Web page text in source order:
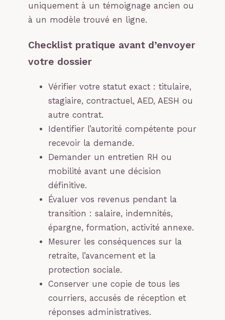
uniquement à un témoignage ancien ou
à un modèle trouvé en ligne.
Checklist pratique avant d’envoyer
votre dossier
Vérifier votre statut exact : titulaire,
stagiaire, contractuel, AED, AESH ou
autre contrat.
Identifier l’autorité compétente pour
recevoir la demande.
Demander un entretien RH ou
mobilité avant une décision
définitive.
Évaluer vos revenus pendant la
transition : salaire, indemnités,
épargne, formation, activité annexe.
Mesurer les conséquences sur la
retraite, l’avancement et la
protection sociale.
Conserver une copie de tous les
courriers, accusés de réception et
réponses administratives.